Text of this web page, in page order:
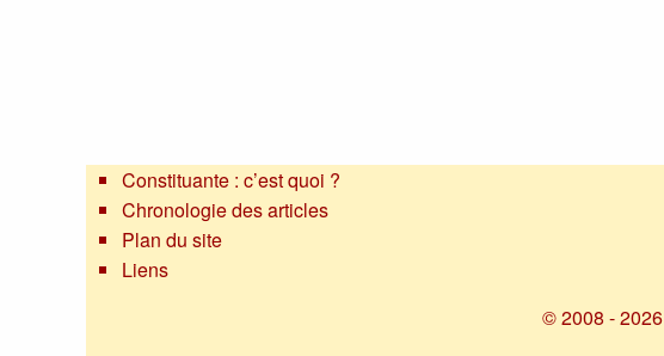
Constituante : c’est quoi ?
Chronologie des articles
Plan du site
Liens
© 2008 - 2026